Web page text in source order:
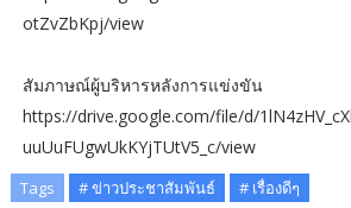
otZvZbKpj/view
สัมภาษณ์ผู้บริหารหลังการแข่งขัน
https://drive.google.com/file/d/
uuUuFUgwUkKYjTUtV5_c/view
Tags # ข่าวประชาสัมพันธ์ # เรื่องดีๆ